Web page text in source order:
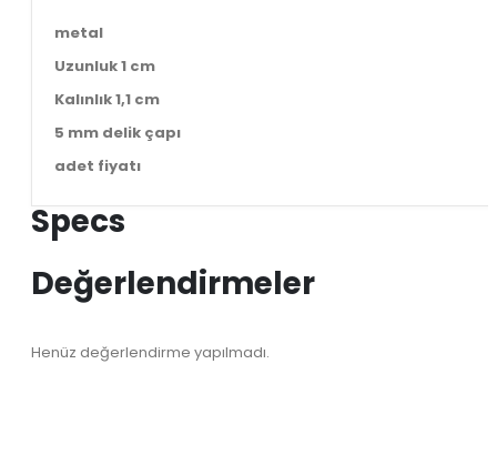
metal
Uzunluk 1 cm
Kalınlık 1,1 cm
5 mm delik çapı
adet fiyatı
Specs
Değerlendirmeler
Henüz değerlendirme yapılmadı.